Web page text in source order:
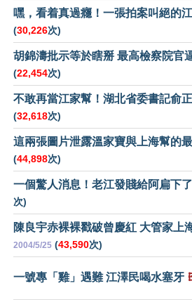
嘿，看着真過癮！一張拍案叫絕的
(30,226次)
胡錦濤批示等於瞎掰 最高檢察院官
(22,454次)
不敢再當江家幫！湖北省委書記俞
(32,618次)
這兩張圖片泄露溫家寶與上海幫的
(44,898次)
一個驚人消息！老江發賤給阿扁下
次)
陳良宇赤裸裸戳破曾慶紅 大管家上
2004/5/25 (43,590次)
一號專「雞」遇難 江澤民喝水塞牙